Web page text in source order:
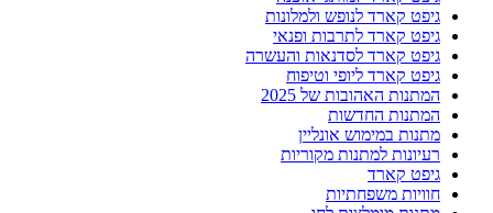
גיפט קארד לנופש ולמלונות
גיפט קארד לתרבות ופנאי
גיפט קארד לסדנאות והעשרה
גיפט קארד ליופי וטיפוח
המתנות האהובות של 2025
המתנות החדשות
מתנות במימוש אונליין
רעיונות למתנות מקוריות
גיפט קארד
חוויות משפחתיות